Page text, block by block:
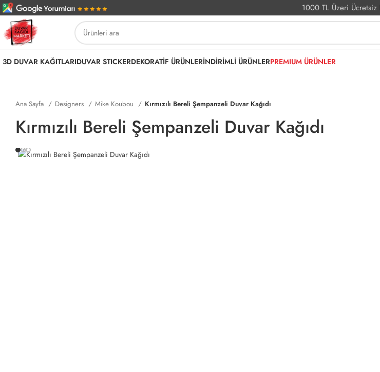
1000 TL Üzeri Ücretsiz
3D DUVAR KAĞITLARIDUVAR STICKERDEKORATİF ÜRÜNLERİNDİRİMLİ ÜRÜNLERPREMIUM ÜRÜNLER
Ana Sayfa Designers Mike Koubou Kırmızılı Bereli Şempanzeli Duvar Kağıdı
Kırmızılı Bereli Şempanzeli Duvar Kağıdı